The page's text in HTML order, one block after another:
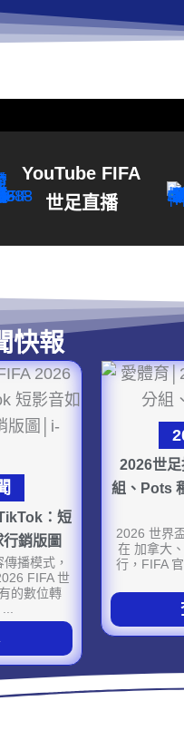
YouTube FIFA
世足直播
快報
：短
銷版圖
播模式，
FIFA 世
的數位轉
2026世
組、Pots
2026 世界
在 加拿大
行，FIFA